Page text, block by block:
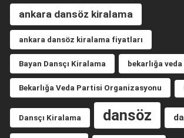
ankara dansöz kiralama
ankara dansöz kiralama fiyatları
Bayan Dansçı Kiralama bekarlığa
Bekarlığa Veda Partisi Organizasyonu
Dansçı Kiralama dansöz